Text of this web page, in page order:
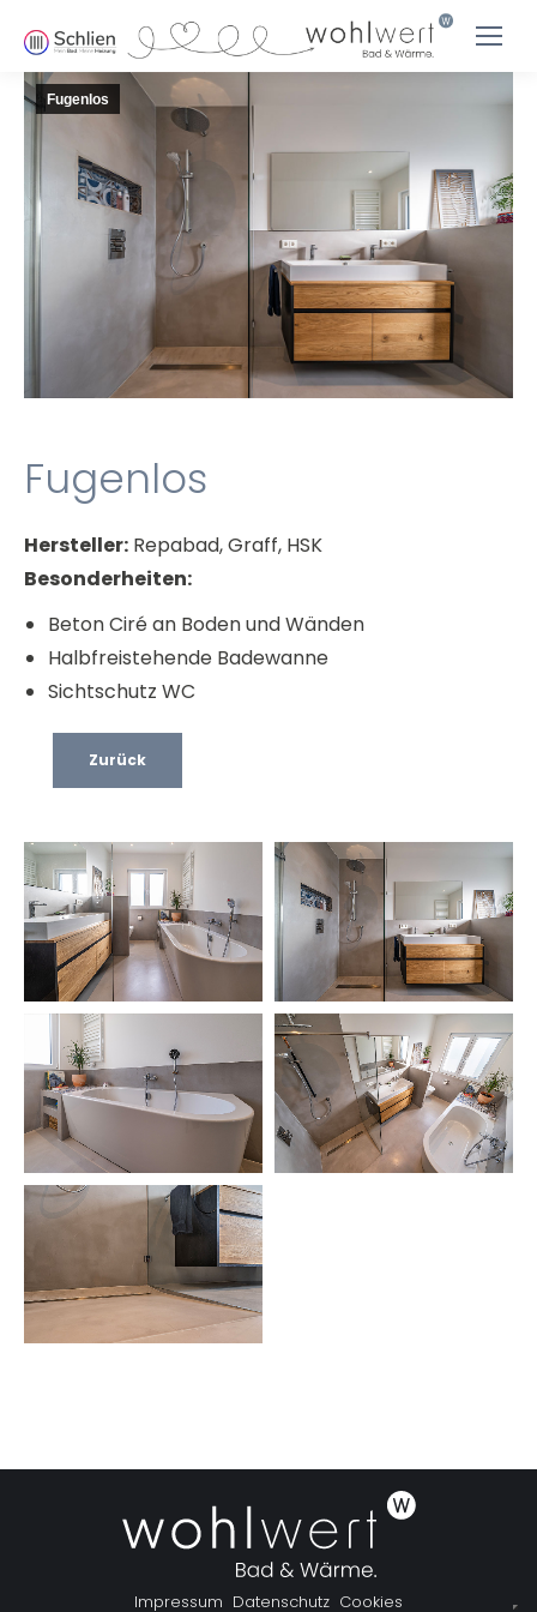
Fugenlos
Fugenlos
Hersteller: Repabad, Graff, HSK
Besonderheiten:
Beton Ciré an Boden und Wänden
Halbfreistehende Badewanne
Sichtschutz WC
Zurück
Kommentarnavigation
Impressum Datenschutz Cookies